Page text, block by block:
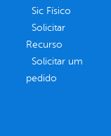
Sic Físico
Solicitar
Recurso
Solicitar um
pedido